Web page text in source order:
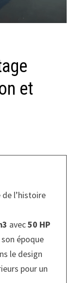
et
l’histoire
avec50 HP
époque
le design
pour un